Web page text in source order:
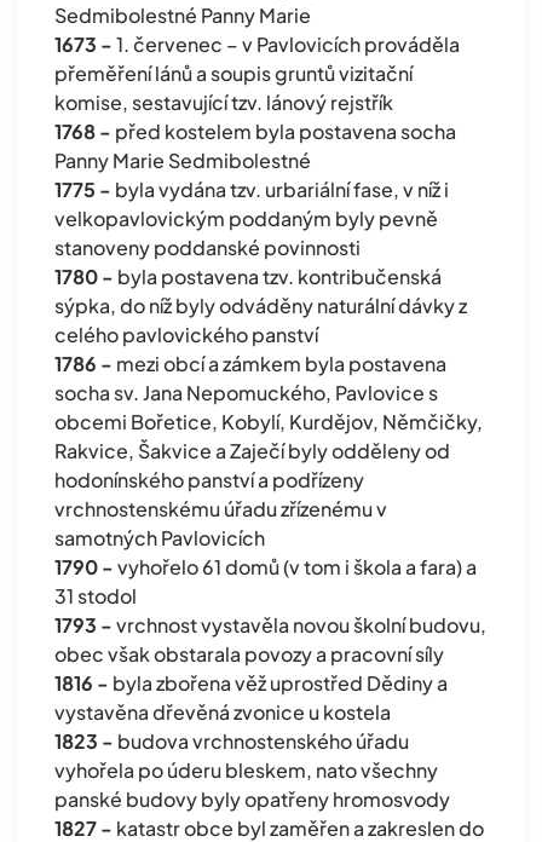
Sedmibolestné Panny Marie
1673 -1. červenec – v Pavlovicích prováděla
přeměření lánů a soupis gruntů vizitační
komise, sestavující tzv. lánový rejstřík
1768 - před kostelem byla postavena socha
Panny Marie Sedmibolestné
1775 - byla vydána tzv. urbariální fase, v níž i
velkopavlovickým poddaným byly pevně
stanoveny poddanské povinnosti
1780 - byla postavena tzv. kontribučenská
sýpka, do níž byly odváděny naturální dávky z
celého pavlovického panství
1786 - mezi obcí a zámkem byla postavena
socha sv. Jana Nepomuckého, Pavlovice s
obcemi Bořetice, Kobylí, Kurdějov, Němčičky,
Rakvice, Šakvice a Zaječí byly odděleny od
hodonínského panství a podřízeny
vrchnostenskému úřadu zřízenému v
samotných Pavlovicích
1790 -vyhořelo 61 domů (v tom i škola a fara) a
31 stodol
1793 -vrchnost vystavěla novou školní budovu,
obec však obstarala povozy a pracovní síly
1816 - byla zbořena věž uprostřed Dědiny a
vystavěna dřevěná zvonice u kostela
1823 - budova vrchnostenského úřadu
vyhořela po úderu bleskem, nato všechny
panské budovy byly opatřeny hromosvody
1827 - katastr obce byl zaměřen a zakreslen do